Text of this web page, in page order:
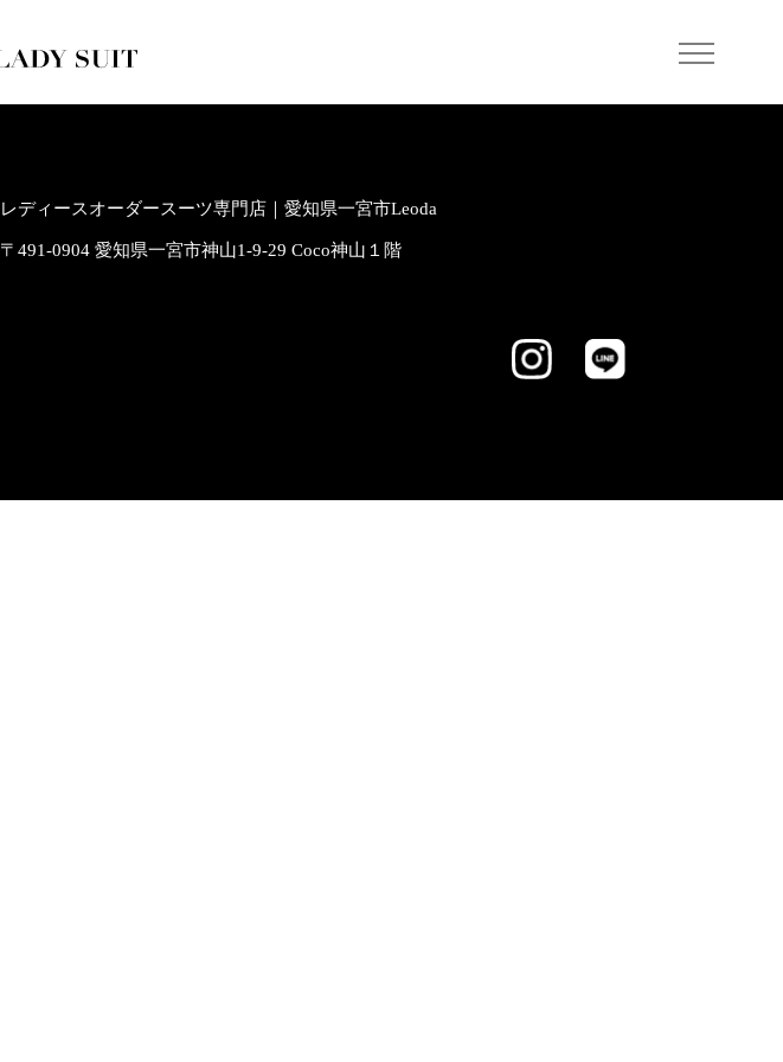
レディースオーダースーツ専門店｜愛知県一宮市Leoda
〒491-0904 愛知県一宮市神山1-9-29 Coco神山１階